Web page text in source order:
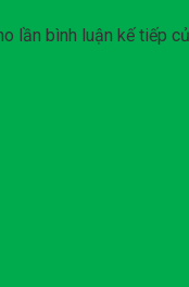
lần bình luận kế tiếp